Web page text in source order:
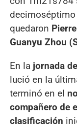
decimoséptimo
quedaron
Guanyu Zhou
En la jornada
lució en la
terminó en el
compañero de
clasificación